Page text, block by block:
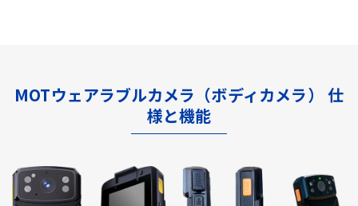
MOTウェアラブルカメラ（ボディカメラ） 仕
様と機能